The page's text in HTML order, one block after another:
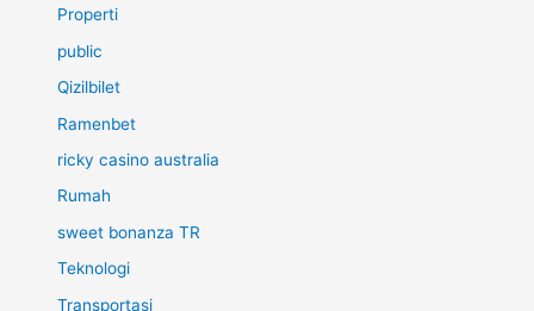
Properti
public
Qizilbilet
Ramenbet
ricky casino australia
Rumah
sweet bonanza TR
Teknologi
Transportasi